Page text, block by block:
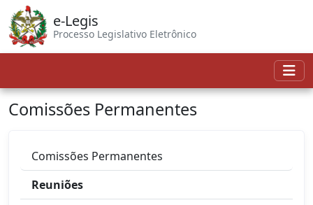
e-Legis
Processo Legislativo Eletrônico
Comissões Permanentes
Comissões Permanentes
Reuniões